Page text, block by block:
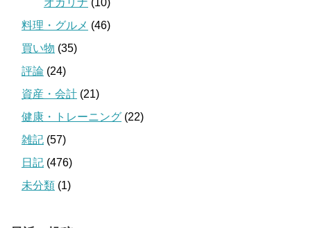
オカリナ (10)
料理・グルメ (46)
買い物 (35)
評論 (24)
資産・会計 (21)
健康・トレーニング (22)
雑記 (57)
日記 (476)
未分類 (1)